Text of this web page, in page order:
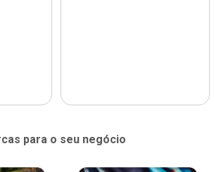
para o seu negócio